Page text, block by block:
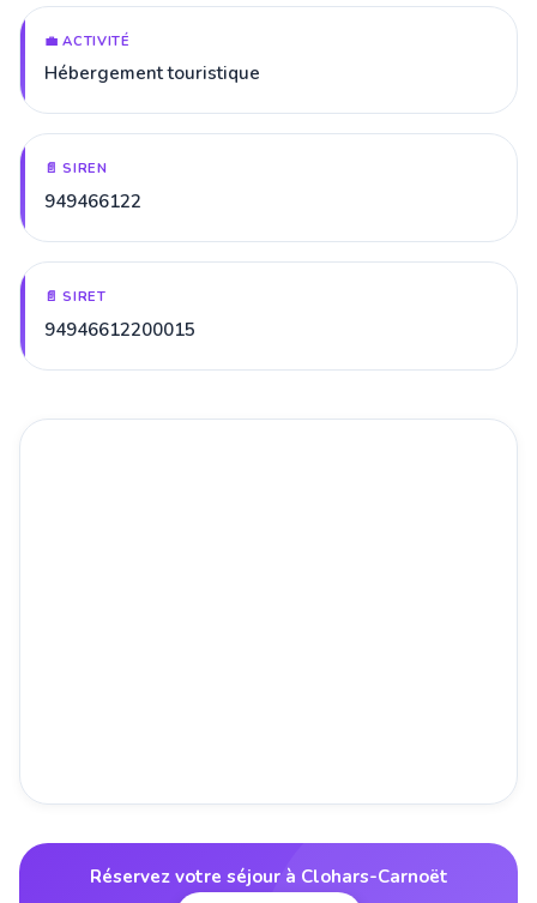
💼 ACTIVITÉ
Hébergement touristique
📄 SIREN
949466122
📄 SIRET
94946612200015
Réservez votre séjour à Clohars-Carnoët